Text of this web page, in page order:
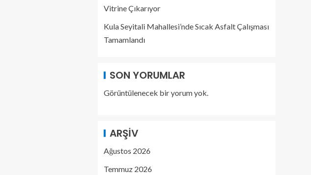
Vitrine Çıkarıyor
Kula Seyitali Mahallesi’nde Sıcak Asfalt Çalışması
Tamamlandı
SON YORUMLAR
Görüntülenecek bir yorum yok.
ARŞIV
Ağustos 2026
Temmuz 2026